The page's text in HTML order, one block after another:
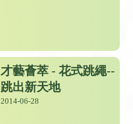
才藝薈萃 - 花式跳繩--
跳出新天地
2014-06-28